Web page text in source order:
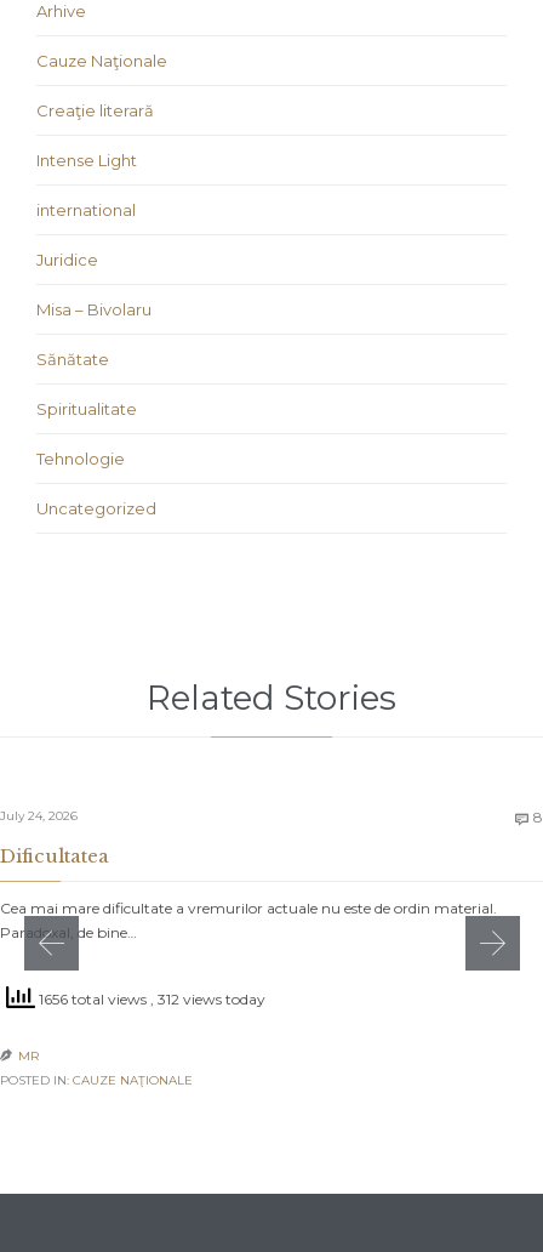
Arhive
Cauze Naţionale
Creaţie literară
Intense Light
international
Juridice
Misa – Bivolaru
Sănătate
Spiritualitate
Tehnologie
Uncategorized
Related Stories
July 24, 2026  8
Dificultatea
Cea mai mare dificultate a vremurilor actuale nu este de ordin material.
Paradoxal, de bine…
1656 total views , 312 views today
 MR
POSTED IN: CAUZE NAŢIONALE